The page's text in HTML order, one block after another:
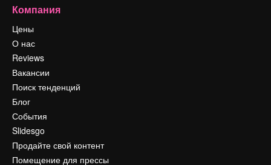
Компания
Цены
О нас
Reviews
Вакансии
Поиск тенденций
Блог
События
Slidesgo
Продайте свой контент
Помещение для прессы